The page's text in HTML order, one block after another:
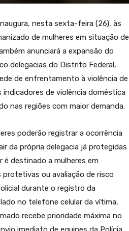
nesta sexta-feira (26), às
de mulheres em situação de
anunciará a expansão do
delegacias do Distrito Federal,
de enfrentamento à violência de
indicadores de violência doméstica
nas regiões com maior demanda.
poderão registrar a ocorrência
da própria delegacia já protegidas
é destinado a mulheres em
ou avaliação de risco
durante o registro da
no telefone celular da vítima,
recebe prioridade máxima no